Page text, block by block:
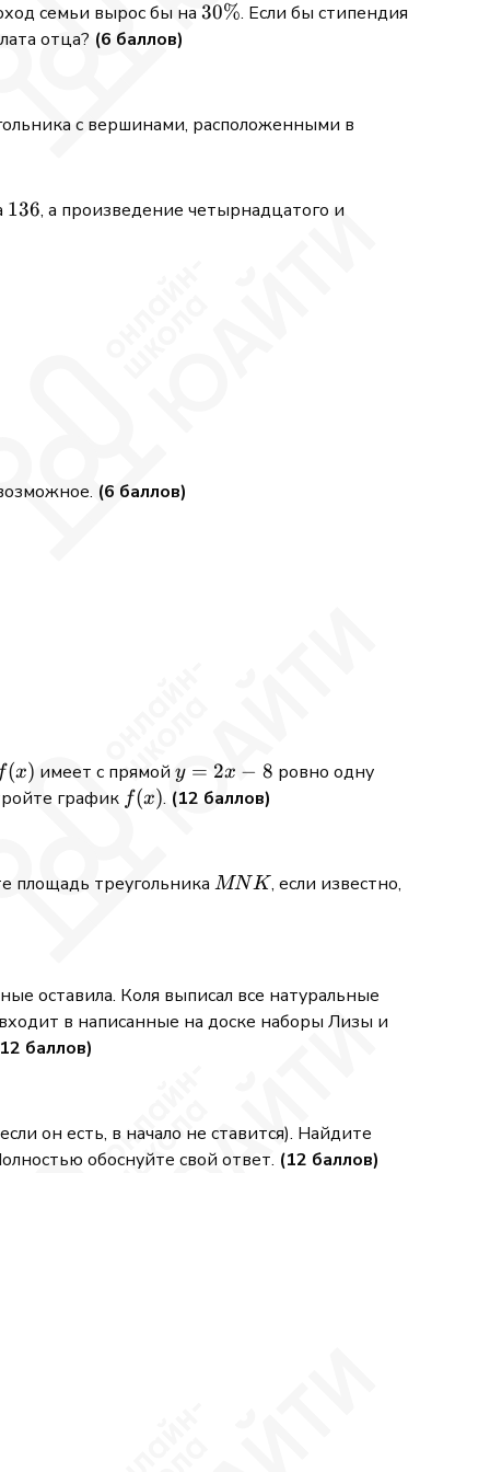
семьи вырос бы на 30\%
30%. Если бы стипендия
отца? (6 баллов)
с вершинами, расположенными в
136
136, а произведение четырнадцатого и
\frac{\sqrt{x+16}}{x+12}, \qquad x^2 + 16x
(6 баллов)
f(x)
f(x) имеет с прямой y
=
y = 2x − 8 ровно одну
график f(x)
f(x). (12 баллов)
площадь треугольника MNK
MNK, если известно,
оставила. Коля выписал все натуральные
в написанные на доске наборы Лизы и
баллов)
он есть, в начало не ставится). Найдите
обоснуйте свой ответ. (12 баллов)